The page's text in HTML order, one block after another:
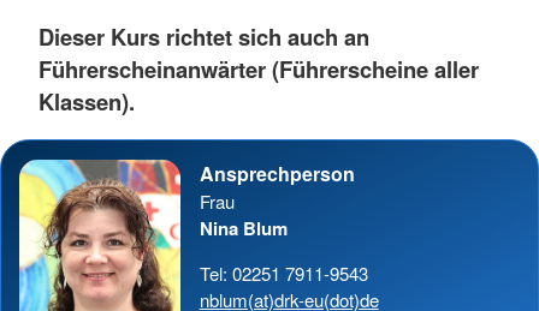
Dieser Kurs richtet sich auch an
Führerscheinanwärter (Führerscheine aller
Klassen).
Ansprechperson
Frau
Nina Blum
Tel: 02251 7911-9543
nblum(at)drk-eu(dot)de